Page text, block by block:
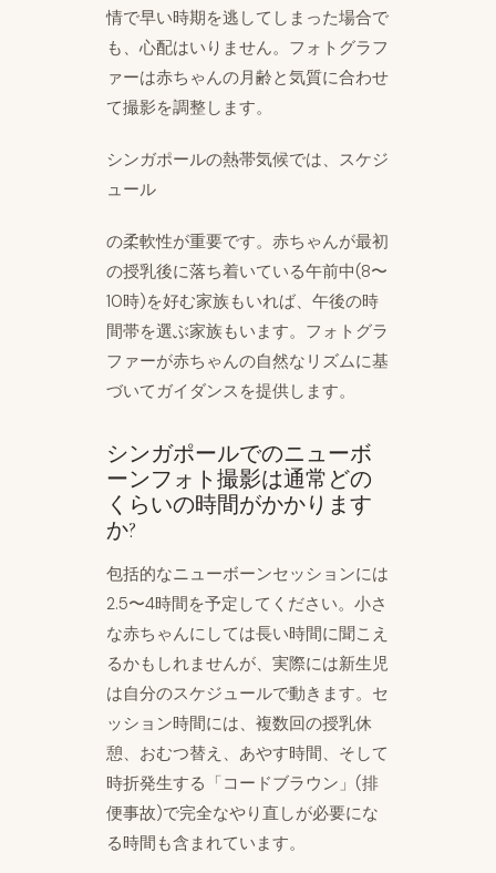
情で早い時期を逃してしまった場合で
も、心配はいりません。フォトグラフ
ァーは赤ちゃんの月齢と気質に合わせ
て撮影を調整します。
シンガポールの熱帯気候では、スケジ
ュール
の柔軟性が重要です。赤ちゃんが最初
の授乳後に落ち着いている午前中(8〜
10時)を好む家族もいれば、午後の時
間帯を選ぶ家族もいます。フォトグラ
ファーが赤ちゃんの自然なリズムに基
づいてガイダンスを提供します。
シンガポールでのニューボ
ーンフォト撮影は通常どの
くらいの時間がかかります
か?
包括的なニューボーンセッションには
2.5〜4時間を予定してください。小さ
な赤ちゃんにしては長い時間に聞こえ
るかもしれませんが、実際には新生児
は自分のスケジュールで動きます。セ
ッション時間には、複数回の授乳休
憩、おむつ替え、あやす時間、そして
時折発生する「コードブラウン」(排
便事故)で完全なやり直しが必要にな
る時間も含まれています。